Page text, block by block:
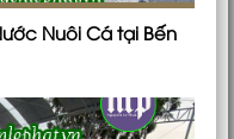
Nuôi Cá tại Bến